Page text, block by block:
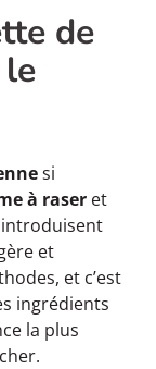
de
si
à raser et
introduisent
et
et c’est
ingrédients
la plus